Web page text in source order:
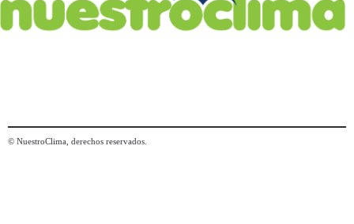
© NuestroClima, derechos reservados.